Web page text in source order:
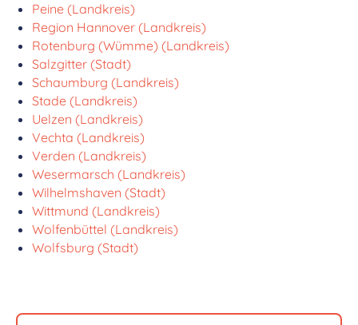
Peine (Landkreis)
Region Hannover (Landkreis)
Rotenburg (Wümme) (Landkreis)
Salzgitter (Stadt)
Schaumburg (Landkreis)
Stade (Landkreis)
Uelzen (Landkreis)
Vechta (Landkreis)
Verden (Landkreis)
Wesermarsch (Landkreis)
Wilhelmshaven (Stadt)
Wittmund (Landkreis)
Wolfenbüttel (Landkreis)
Wolfsburg (Stadt)